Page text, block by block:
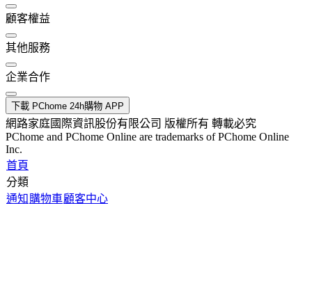
顧客權益
其他服務
企業合作
下載 PChome 24h購物 APP
網路家庭國際資訊股份有限公司 版權所有 轉載必究
PChome and PChome Online are trademarks of PChome Online
Inc.
首頁
分類
通知 購物車顧客中心